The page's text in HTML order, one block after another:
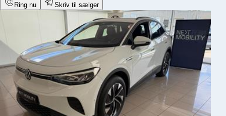
Ring nu Skriv til sælger